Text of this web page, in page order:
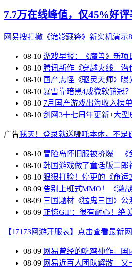
7.7万在线峰值，仅45%好
网易搜打撤《诡影藏锋》新实机演示
08-10 游戏早报：《魔兽》新项
08-10 腾讯新作《穿越火线：潜
08-10 国产志怪《驱灵天师》曝
08-10 暴雪靠暗黑4成微软销冠
08-10 7月国产游戏出海收入榜
08-10 剑网3十七周年更新+大型
广告我天！登录就送哪吒本体，不是
08-10 冒险岛怀旧服被挤爆！《
08-10 韩国游戏做了童话版二郎
08-10 狠狠打脸！停更的《命运
08-09 告别上班式MMO！《激
08-09 三国题材《猛鬼三国》
08-09 正惊GIF：很有耐心！绝
【17173网游开服表】点击查看最新
08-09 网易曾经的吃鸡神作，国
08-09 网易近百人团队解散！又